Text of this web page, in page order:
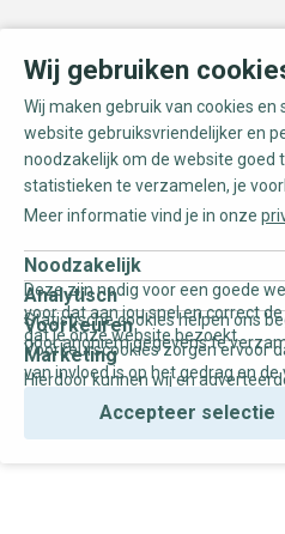
Wij gebruiken
Wij maken gebruik van cookies
website gebruiksvriendelijker en
noodzakelijk om de website goed
statistieken te verzamelen, je
Meer informatie vind je in onze
Noodzakelijk
Deze zijn nodig voor een goede
voor dat aan jou snel en correct
dat je onze website bezoekt.
Analytisch
Statistische cookies helpen ons
door anoniem gegevens te
Voorkeuren
Voorkeurscookies zorgen ervoor
van invloed is op het gedrag en
Marketing
Hierdoor kunnen wij en
gepersonaliseerde online
Accepteer selectie